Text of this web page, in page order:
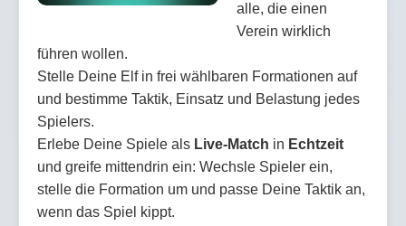
alle, die einen
Verein wirklich
führen wollen.
Stelle Deine Elf in frei wählbaren Formationen auf
und bestimme Taktik, Einsatz und Belastung jedes
Spielers.
Erlebe Deine Spiele als Live-Match in Echtzeit
und greife mittendrin ein: Wechsle Spieler ein,
stelle die Formation um und passe Deine Taktik an,
wenn das Spiel kippt.